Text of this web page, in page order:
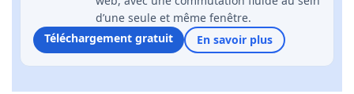
d’une seule et même fenêtre.
Téléchargement gratuit
En savoir plus